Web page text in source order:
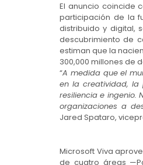
El anuncio coincide
participación de la
distribuido y digital,
descubrimiento de
estiman que la
300,000 millones de
“A medida que el
en la creatividad, la
resiliencia e ingenio.
organizaciones a
Jared Spataro,
Microsoft Viva
de cuatro áreas